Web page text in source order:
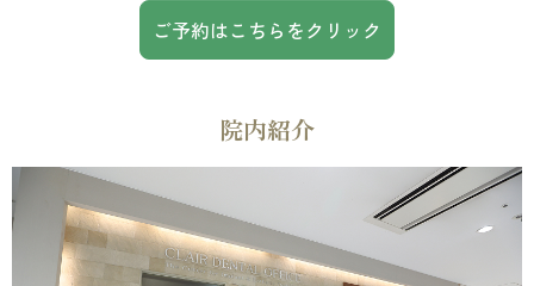
ご予約はこちらをクリック
院内紹介